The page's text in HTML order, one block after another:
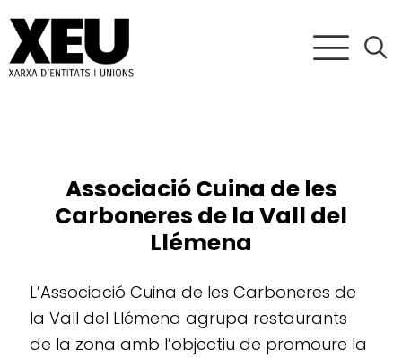
Associació Cuina de les
Carboneres de la Vall del
Llémena
L’Associació Cuina de les Carboneres de
la Vall del Llémena agrupa restaurants
de la zona amb l’objectiu de promoure la